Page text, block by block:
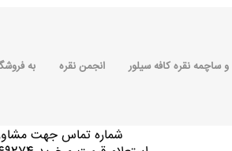
ساچمه نقره کافه سیلور انجمن نقره به
شماره تماس جهت